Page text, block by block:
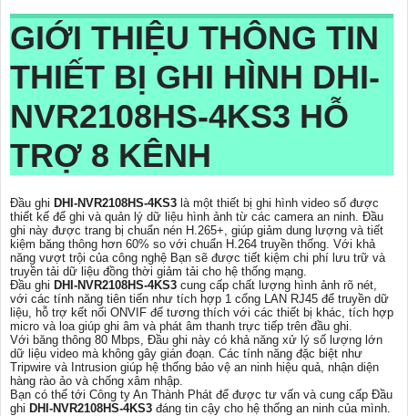
GIỚI THIỆU THÔNG TIN
THIẾT BỊ GHI HÌNH DHI-
NVR2108HS-4KS3 HỖ
TRỢ 8 KÊNH
Đầu ghi DHI-NVR2108HS-4KS3 là một thiết bị ghi hình video số được
thiết kế để ghi và quản lý dữ liệu hình ảnh từ các camera an ninh. Đầu
ghi này được trang bị chuẩn nén H.265+, giúp giảm dung lượng và tiết
kiệm băng thông hơn 60% so với chuẩn H.264 truyền thống. Với khả
năng vượt trội của công nghệ Bạn sẽ được tiết kiệm chi phí lưu trữ và
truyền tải dữ liệu đồng thời giảm tải cho hệ thống mạng.
Đầu ghi DHI-NVR2108HS-4KS3 cung cấp chất lượng hình ảnh rõ nét,
với các tính năng tiên tiến như tích hợp 1 cổng LAN RJ45 để truyền dữ
liệu, hỗ trợ kết nối ONVIF để tương thích với các thiết bị khác, tích hợp
micro và loa giúp ghi âm và phát âm thanh trực tiếp trên đầu ghi.
Với băng thông 80 Mbps, Đầu ghi này có khả năng xử lý số lượng lớn
dữ liệu video mà không gây gián đoạn. Các tính năng đặc biệt như
Tripwire và Intrusion giúp hệ thống bảo vệ an ninh hiệu quả, nhận diện
hàng rào ảo và chống xâm nhập.
Bạn có thể tới Công ty An Thành Phát để được tư vấn và cung cấp Đầu
ghi DHI-NVR2108HS-4KS3 đáng tin cậy cho hệ thống an ninh của mình.